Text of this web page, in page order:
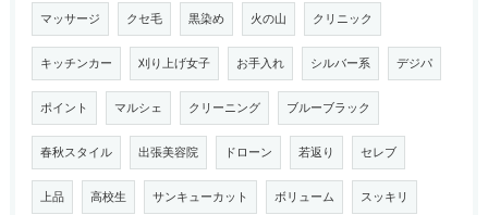
マッサージ クセ毛 黒染め 火の山 クリニック
キッチンカー 刈り上げ女子 お手入れ シルバー系 デジパ
ポイント マルシェ クリーニング ブルーブラック
春秋スタイル 出張美容院 ドローン 若返り セレブ
上品 高校生 サンキューカット ボリューム スッキリ